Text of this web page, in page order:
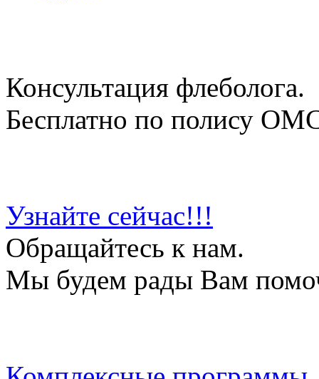
Консультация флеболога.
Бесплатно по полису
Узнайте сейчас!!!
Обращайтесь к нам.
Мы будем рады Вам